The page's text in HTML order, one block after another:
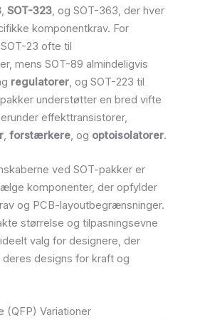
, SOT-323, og SOT-363, der hver
komponentkrav. For
23 ofte til
mens SOT-89 almindeligvis
regulatorer, og SOT-223 til
understøtter en bred vifte
effekttransistorer,
, forstærkere, og optoisolatorer.
ved SOT-pakker er
komponenter, der opfylder
og PCB-layoutbegrænsninger.
størrelse og tilpasningsevne
valg for designere, der
designs for kraft og
(QFP) Variationer